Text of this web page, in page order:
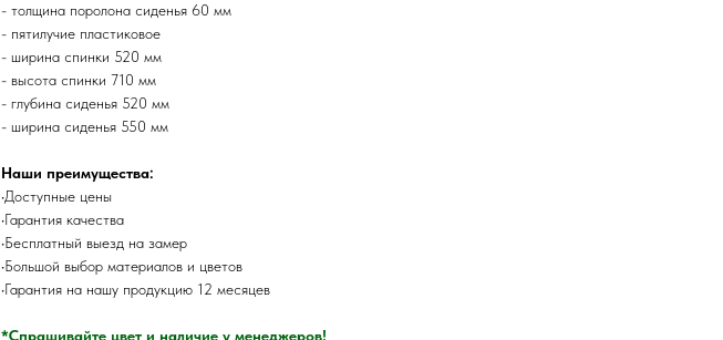
- толщина поролона сиденья 60 мм
- пятилучие пластиковое
- ширина спинки 520 мм
- высота спинки 710 мм
- глубина сиденья 520 мм
- ширина сиденья 550 мм
Наши преимущества:
•Доступные цены
•Гарантия качества
•Бесплатный выезд на замер
•Большой выбор материалов и цветов
•Гарантия на нашу продукцию 12 месяцев
*Спрашивайте цвет и наличие у менеджеров!